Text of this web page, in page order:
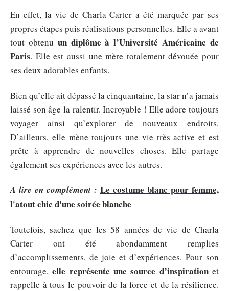
En effet, la vie de Charla Carter a été marquée par ses
propres étapes puis réalisations personnelles. Elle a avant
tout obtenu un diplôme à l’Université Américaine de
Paris. Elle est aussi une mère totalement dévouée pour
ses deux adorables enfants.
Bien qu’elle ait dépassé la cinquantaine, la star n’a jamais
laissé son âge la ralentir. Incroyable ! Elle adore toujours
voyager ainsi qu’explorer de nouveaux endroits.
D’ailleurs, elle mène toujours une vie très active et est
prête à apprendre de nouvelles choses. Elle partage
également ses expériences avec les autres.
A lire en complément : Le costume blanc pour femme,
l'atout chic d'une soirée blanche
Toutefois, sachez que les 58 années de vie de Charla
Carter ont été abondamment remplies
d’accomplissements, de joie et d’expériences. Pour son
entourage,elle représente une source d’inspirationet
rappelle à tous le pouvoir de la force et de la résilience.